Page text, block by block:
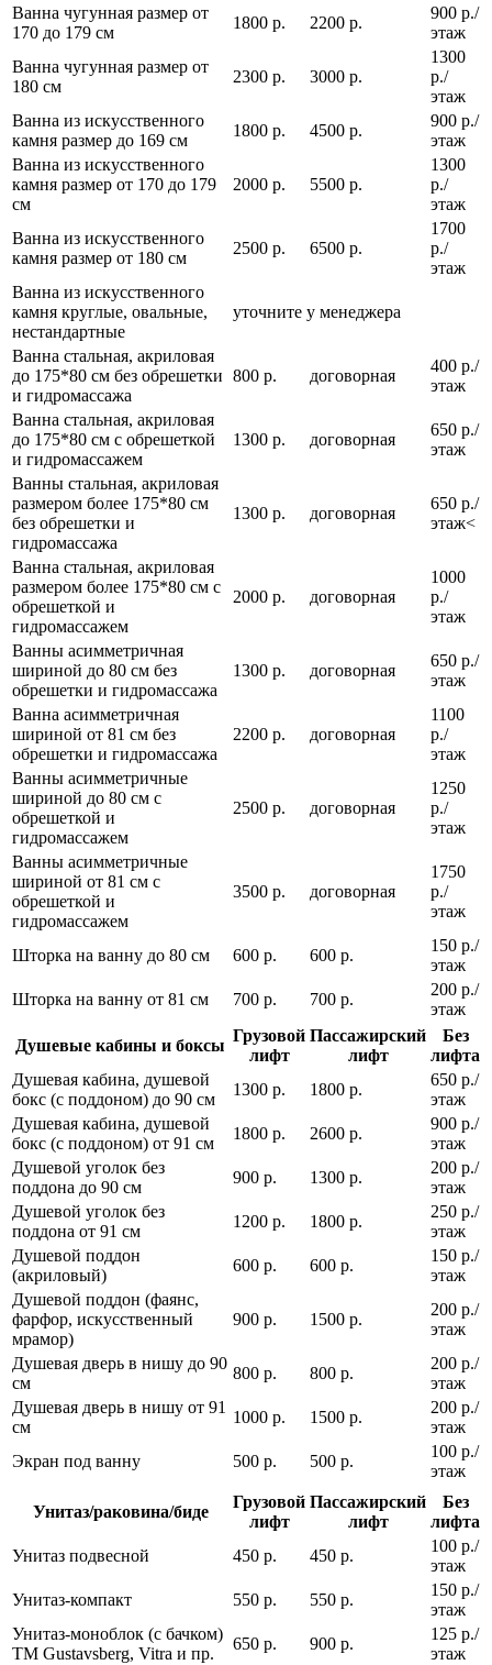
Ванна чугунная размер от
170 до 179 см
1800 р. 2200 р.
900 р./
этаж
Ванна чугунная размер от
180 см
2300 р. 3000 р.
1300
р./
этаж
Ванна из искусственного
камня размер до 169 см
1800 р. 4500 р.
900 р./
этаж
Ванна из искусственного
камня размер от 170 до 179
см
2000 р. 5500 р.
1300
р./
этаж
Ванна из искусственного
камня размер от 180 см
2500 р. 6500 р.
1700
р./
этаж
Ванна из искусственного
камня круглые, овальные,
нестандартные
уточните у менеджера
Ванна стальная, акриловая
до 175*80 см без обрешетки
и гидромассажа
800 р. договорная
400 р./
этаж
Ванна стальная, акриловая
до 175*80 см с обрешеткой
и гидромассажем
1300 р. договорная
650 р./
этаж
Ванны стальная, акриловая
размером более 175*80 см
без обрешетки и
гидромассажа
1300 р. договорная
650 р./
этаж<
Ванна стальная, акриловая
размером более 175*80 см с
обрешеткой и
гидромассажем
2000 р. договорная
1000
р./
этаж
Ванны асимметричная
шириной до 80 см без
обрешетки и гидромассажа
1300 р. договорная
650 р./
этаж
Ванна асимметричная
шириной от 81 см без
обрешетки и гидромассажа
2200 р. договорная
1100
р./
этаж
Ванны асимметричные
шириной до 80 см с
обрешеткой и
гидромассажем
2500 р. договорная
1250
р./
этаж
Ванны асимметричные
шириной от 81 см с
обрешеткой и
гидромассажем
3500 р. договорная
1750
р./
этаж
Шторка на ванну до 80 см 600 р. 600 р.
150 р./
этаж
Шторка на ванну от 81 см
700 р. 700 р.
200 р./
этаж
Душевые кабины и боксы
Грузовой
лифт
Пассажирский
лифт
Без
лифта
Душевая кабина, душевой
бокс (с поддоном) до 90 см
1300 р. 1800 р.
650 р./
этаж
Душевая кабина, душевой
бокс (с поддоном) от 91 см
1800 р. 2600 р.
900 р./
этаж
Душевой уголок без
поддона до 90 см
900 р. 1300 р.
200 р./
этаж
Душевой уголок без
поддона от 91 см
1200 р. 1800 р.
250 р./
этаж
Душевой поддон
(акриловый)
600 р. 600 р.
150 р./
этаж
Душевой поддон (фаянс,
фарфор, искусственный
мрамор)
900 р. 1500 р.
200 р./
этаж
Душевая дверь в нишу до 90
см
800 р. 800 р.
200 р./
этаж
Душевая дверь в нишу от 91
см
1000 р. 1500 р.
200 р./
этаж
Экран под ванну
500 р. 500 р.
100 р./
этаж
Унитаз/раковина/биде
Грузовой
лифт
Пассажирский
лифт
Без
лифта
Унитаз подвесной
450 р. 450 р.
100 р./
этаж
Унитаз-компакт
550 р. 550 р.
150 р./
этаж
Унитаз-моноблок (с бачком)
ТМ Gustavsberg, Vitra и пр.
650 р. 900 р.
125 р./
этаж